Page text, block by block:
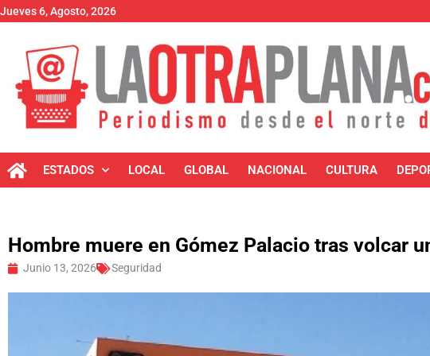
Jueves 6, Agosto, 2026
ESTADOS LOCAL GLOBAL NACIONAL CULTURA
Hombre muere en Gómez Palacio tras volcar
Junio 13, 2026 Seguridad